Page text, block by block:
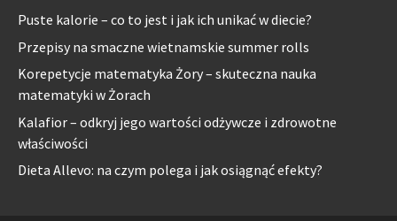
Puste kalorie – co to jest i jak ich unikać w diecie?
Przepisy na smaczne wietnamskie summer rolls
Korepetycje matematyka Żory – skuteczna nauka
matematyki w Żorach
Kalafior – odkryj jego wartości odżywcze i zdrowotne
właściwości
Dieta Allevo: na czym polega i jak osiągnąć efekty?